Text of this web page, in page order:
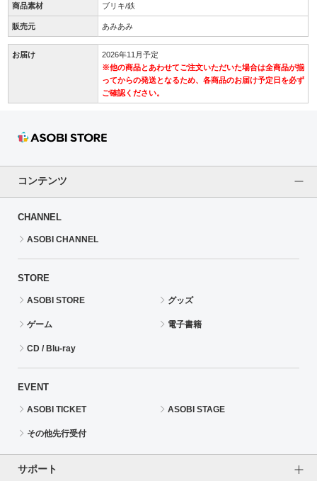
商品素材 ブリキ/鉄
販売元 あみあみ
お届け
2026年11月予定
※他の商品とあわせてご注文いただいた場合は全商品が揃
ってからの発送となるため、各商品のお届け予定日を必ず
ご確認ください。
コンテンツ
CHANNEL
ASOBI CHANNEL
STORE
ASOBI STORE グッズ
ゲーム 電子書籍
CD / Blu-ray
EVENT
ASOBI TICKET ASOBI STAGE
その他先行受付
サポート